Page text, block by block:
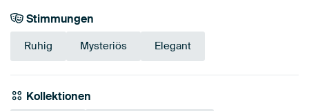
Stimmungen
Ruhig Mysteriös Elegant
Kollektionen